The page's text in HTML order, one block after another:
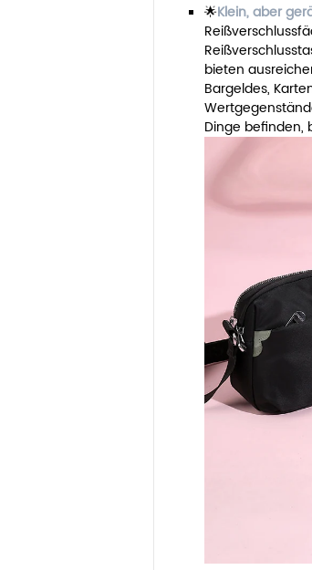
🌟Klein, aber
bieten
Bargeldes,
Dinge befinden,